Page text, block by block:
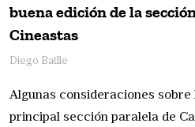
buena edición de la
Cineastas
Diego Batlle
Algunas consideraciones
principal sección paralela de